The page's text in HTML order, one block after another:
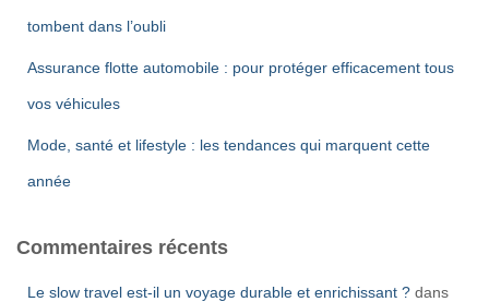
tombent dans l’oubli
Assurance flotte automobile : pour protéger efficacement tous
vos véhicules
Mode, santé et lifestyle : les tendances qui marquent cette
année
Commentaires récents
Le slow travel est-il un voyage durable et enrichissant ? dans